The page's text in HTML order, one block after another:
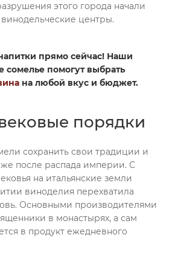
этого города начали
центры.
прямо сейчас! Наши
сомелье помогут выбрать
на любой вкус и бюджет.
порядки
сохранить свои традиции и
после распада империи. С
на итальянские земли
виноделия перехватила
Основными производителями
в монастырях, а сам
в продукт ежедневного